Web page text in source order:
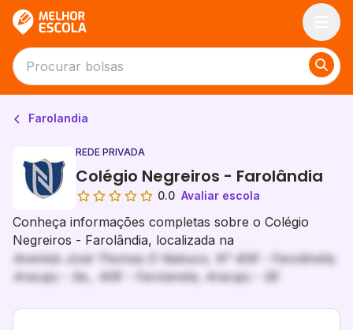
Farolandia
REDE PRIVADA
Colégio Negreiros - Farolândia
0.0 Avaliar escola
Conheça informações completas sobre o Colégio
Negreiros - Farolândia, localizada na
Avenida José Thomas D Nabuco, N° 406 - Farolândia,
Aracaju - Se,, 406 - Farolandia, Aracaju - SE